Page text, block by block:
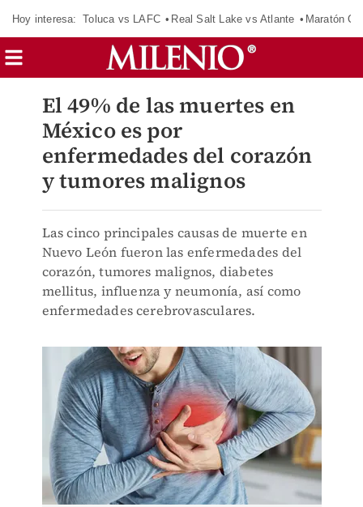
Hoy interesa: Toluca vs LAFC Real Salt Lake vs Atlante Maratón
El 49% de las muertes en
México es por
enfermedades del corazón
y tumores malignos
Las cinco principales causas de muerte en
Nuevo León fueron las enfermedades del
corazón, tumores malignos, diabetes
mellitus, influenza y neumonía, así como
enfermedades cerebrovasculares.